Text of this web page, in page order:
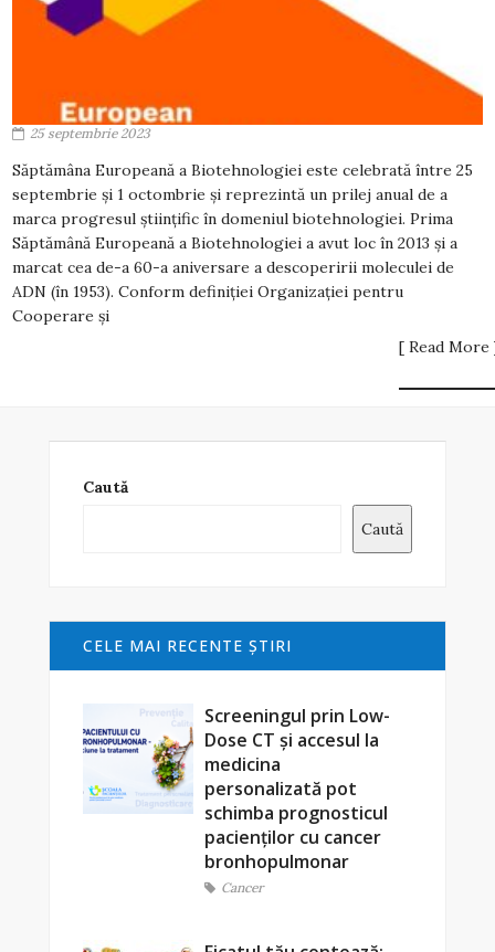
25 septembrie 2023
Săptămâna Europeană a Biotehnologiei este celebrată între 25
septembrie și 1 octombrie și reprezintă un prilej anual de a
marca progresul științific în domeniul biotehnologiei. Prima
Săptămână Europeană a Biotehnologiei a avut loc în 2013 și a
marcat cea de-a 60-a aniversare a descoperirii moleculei de
ADN (în 1953). Conform definiției Organizației pentru
Cooperare și
[ Read More
Caută
Caută
CELE MAI RECENTE ŞTIRI
Screeningul prin Low-
Dose CT și accesul la
medicina
personalizată pot
schimba prognosticul
pacienților cu cancer
bronhopulmonar
Cancer